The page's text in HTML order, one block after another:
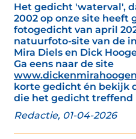
Het gedicht 'waterval',
2002 op onze site heeft
fotogedicht van april
natuurfoto-site van de
Mira Diels en Dick
Ga eens naar de site
korte gedicht én bekijk
die het gedicht
Redactie, 01-04-2026